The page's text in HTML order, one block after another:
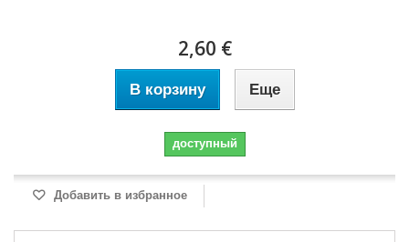
2,60 €
В корзину Еще
доступный
Добавить в избранное